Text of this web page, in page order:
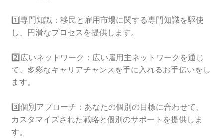
1️⃣専門知識：移民と雇用市場に関する専門知識を駆使
し、円滑なプロセスを提供します。
2️⃣広いネットワーク：広い雇用主ネットワークを通じ
て、多彩なキャリアチャンスを手に入れるお手伝いをし
ます。
3️⃣個別アプローチ：あなたの個別の目標に合わせて、
カスタマイズされた戦略と個別のサポートを提供しま
す。